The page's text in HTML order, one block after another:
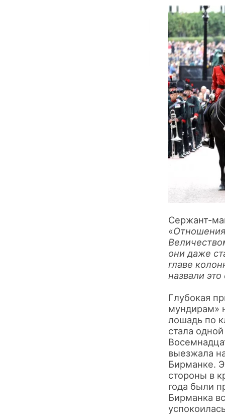
Сержант-
«
они даже
главе
назвали
Глубокая
мундирам»
лошадь по
стала
выезжала
Бирманке.
стороны в
года были
Бирманка